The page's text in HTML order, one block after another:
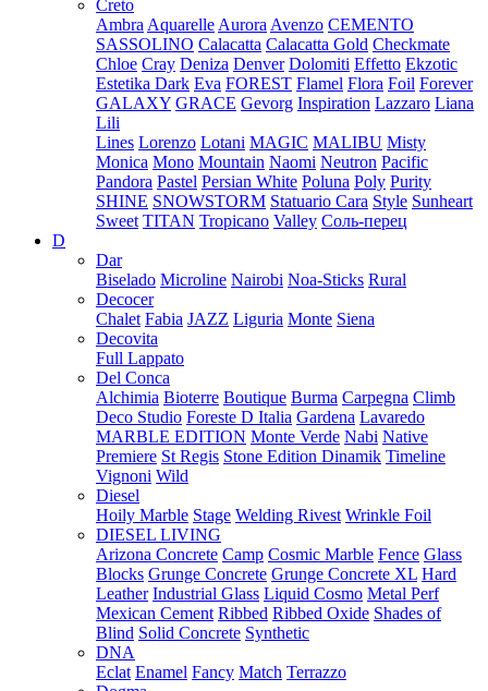
Creto
Ambra Aquarelle Aurora Avenzo CEMENTO
SASSOLINO Calacatta Calacatta Gold Checkmate
Chloe Cray Deniza Denver Dolomiti Effetto Ekzotic
Estetika Dark Eva FOREST Flamel Flora Foil Forever
GALAXY GRACE Gevorg Inspiration Lazzaro Liana
Lili
Lines Lorenzo Lotani MAGIC MALIBU Misty
Monica Mono Mountain Naomi Neutron Pacific
Pandora Pastel Persian White Poluna Poly Purity
SHINE SNOWSTORM Statuario Cara Style Sunheart
Sweet TITAN Tropicano Valley Соль-перец
D
Dar
Biselado Microline Nairobi Noa-Sticks Rural
Decocer
Chalet Fabia JAZZ Liguria Monte Siena
Decovita
Full Lappato
Del Conca
Alchimia Bioterre Boutique Burma Carpegna Climb
Deco Studio Foreste D Italia Gardena Lavaredo
MARBLE EDITION Monte Verde Nabi Native
Premiere St Regis Stone Edition Dinamik Timeline
Vignoni Wild
Diesel
Hoily Marble Stage Welding Rivest Wrinkle Foil
DIESEL LIVING
Arizona Concrete Camp Cosmic Marble Fence Glass
Blocks Grunge Concrete Grunge Concrete XL Hard
Leather Industrial Glass Liquid Cosmo Metal Perf
Mexican Cement Ribbed Ribbed Oxide Shades of
Blind Solid Concrete Synthetic
DNA
Eclat Enamel Fancy Match Terrazzo